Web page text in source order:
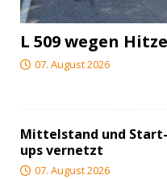
L 509 wegen
07. August 2026
Mittelstand und Start-
ups vernetzt
07. August 2026